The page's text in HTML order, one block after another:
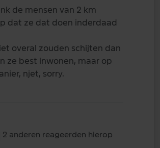
de mensen van 2 km
dat ze dat doen inderdaad
overal zouden schijten dan
ze best inwonen, maar op
njet, sorry.
2 anderen reageerden hierop